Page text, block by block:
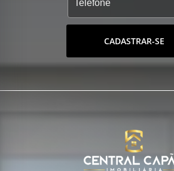
CADASTRAR-SE